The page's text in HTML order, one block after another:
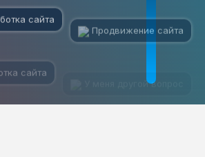
сайта У меня другой вопрос